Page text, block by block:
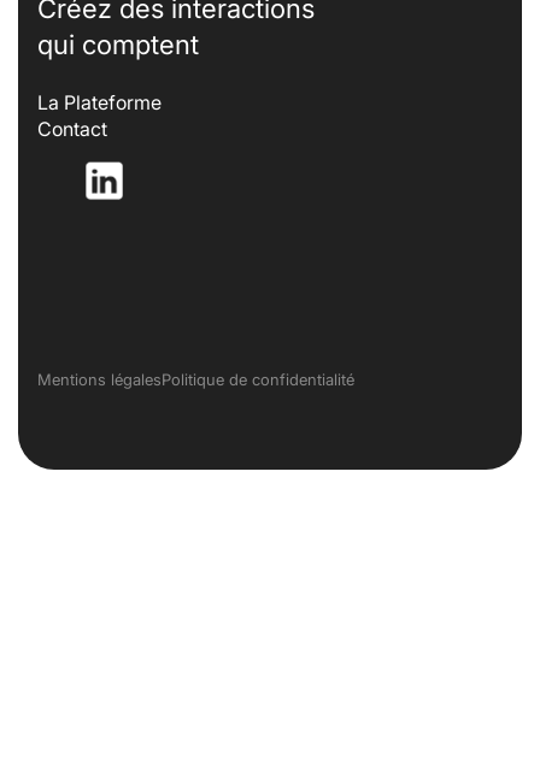
Créez des interactions
qui comptent
La Plateforme
Contact
– Nouvelle fenêtre
Mentions légalesPolitique de confidentialité